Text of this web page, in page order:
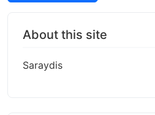
About this site
Saraydis